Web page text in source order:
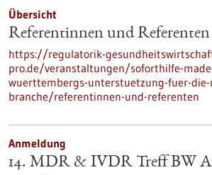
Übersicht
Referentinnen und Referenten
https://regulatorik-
pro.de/veranstaltungen/soforthilfe-
wuerttembergs-unterstuetzung-fuer-
branche/referentinnen-und-referenten
Anmeldung
14. MDR & IVDR Treff BW